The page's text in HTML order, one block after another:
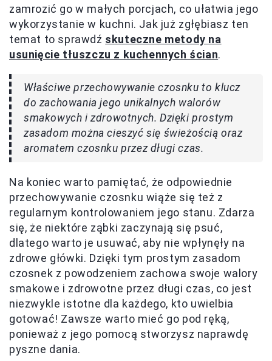
zamrozić go w małych porcjach, co ułatwia jego
wykorzystanie w kuchni. Jak już zgłębiasz ten
temat to sprawdź skuteczne metody na
usunięcie tłuszczu z kuchennych ścian.
Właściwe przechowywanie czosnku to klucz
do zachowania jego unikalnych walorów
smakowych i zdrowotnych. Dzięki prostym
zasadom można cieszyć się świeżością oraz
aromatem czosnku przez długi czas.
Na koniec warto pamiętać, że odpowiednie
przechowywanie czosnku wiąże się też z
regularnym kontrolowaniem jego stanu. Zdarza
się, że niektóre ząbki zaczynają się psuć,
dlatego warto je usuwać, aby nie wpłynęły na
zdrowe główki. Dzięki tym prostym zasadom
czosnek z powodzeniem zachowa swoje walory
smakowe i zdrowotne przez długi czas, co jest
niezwykle istotne dla każdego, kto uwielbia
gotować! Zawsze warto mieć go pod ręką,
ponieważ z jego pomocą stworzysz naprawdę
pyszne dania.